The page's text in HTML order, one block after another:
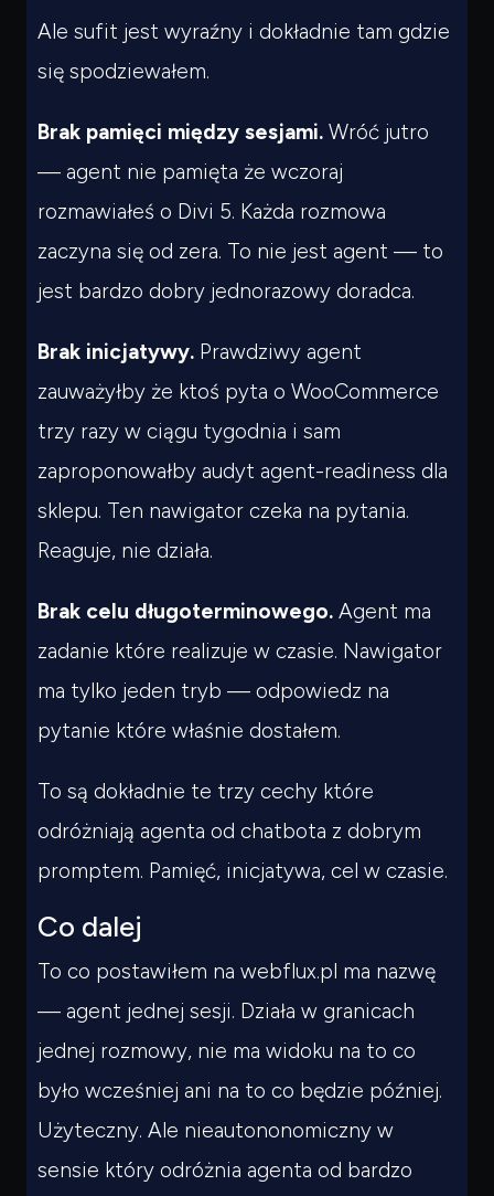
Ale sufit jest wyraźny i dokładnie tam gdzie
się spodziewałem.
Brak pamięci między sesjami. Wróć jutro
— agent nie pamięta że wczoraj
rozmawiałeś o Divi 5. Każda rozmowa
zaczyna się od zera. To nie jest agent — to
jest bardzo dobry jednorazowy doradca.
Brak inicjatywy. Prawdziwy agent
zauważyłby że ktoś pyta o WooCommerce
trzy razy w ciągu tygodnia i sam
zaproponowałby audyt agent-readiness dla
sklepu. Ten nawigator czeka na pytania.
Reaguje, nie działa.
Brak celu długoterminowego. Agent ma
zadanie które realizuje w czasie. Nawigator
ma tylko jeden tryb — odpowiedz na
pytanie które właśnie dostałem.
To są dokładnie te trzy cechy które
odróżniają agenta od chatbota z dobrym
promptem. Pamięć, inicjatywa, cel w czasie.
Co dalej
To co postawiłem na webflux.pl ma nazwę
— agent jednej sesji. Działa w granicach
jednej rozmowy, nie ma widoku na to co
było wcześniej ani na to co będzie później.
Użyteczny. Ale nieautononomiczny w
sensie który odróżnia agenta od bardzo